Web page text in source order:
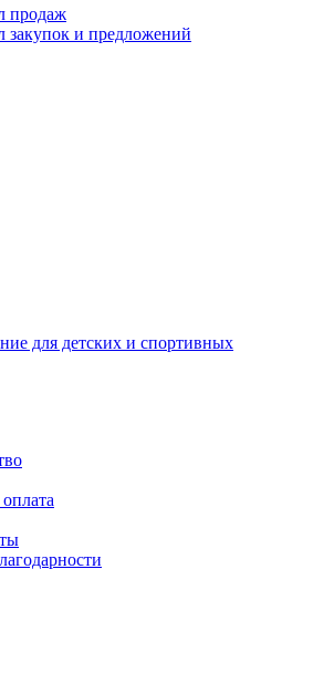
продаж
закупок и предложений